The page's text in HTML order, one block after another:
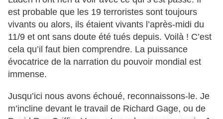
est probable que les 19 terroristes sont toujours
vivants ou alors, ils étaient vivants l’après-midi du
11/9 et ont sans doute été tués depuis. Voilà ! C’est
cela qu’il faut bien comprendre. La puissance
évocatrice de la narration du pouvoir mondial est
immense.
Jusqu’ici nous avons échoué, reconnaissons-le. Je
m’incline devant le travail de Richard Gage, ou de